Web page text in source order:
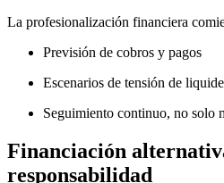
La profesionalización financiera
Previsión de cobros y pagos
Escenarios de tensión de
Seguimiento continuo, no solo
Financiación
responsabilidad